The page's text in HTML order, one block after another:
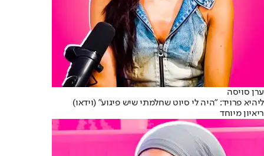
ערן סויסה
ליהיא פרויד: "היה לי סיוט שחלמתי שיש פיגוע" (וידאו)
ריאיון מיוחד